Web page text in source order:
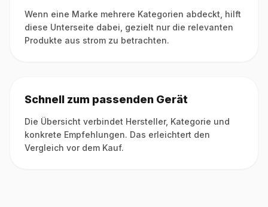
Wenn eine Marke mehrere Kategorien abdeckt, hilft
diese Unterseite dabei, gezielt nur die relevanten
Produkte aus strom zu betrachten.
Schnell zum passenden Gerät
Die Übersicht verbindet Hersteller, Kategorie und
konkrete Empfehlungen. Das erleichtert den
Vergleich vor dem Kauf.